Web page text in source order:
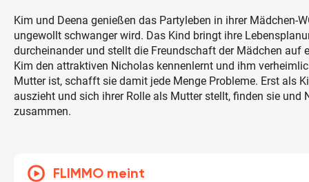
Kim und Deena genießen das Partyleben in ihrer Mädchen-
ungewollt schwanger wird. Das Kind bringt ihre
durcheinander und stellt die Freundschaft der Mädchen auf
Kim den attraktiven Nicholas kennenlernt und ihm
Mutter ist, schafft sie damit jede Menge Probleme. Erst als
auszieht und sich ihrer Rolle als Mutter stellt, finden sie und
zusammen.
FLIMMO meint